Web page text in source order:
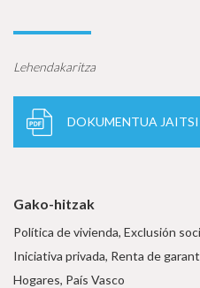
Lehendakaritza
DOKUMENTUA JAITSI
Gako-hitzak
Política de vivienda, Exclusión
Iniciativa privada, Renta de
Hogares, País Vasco